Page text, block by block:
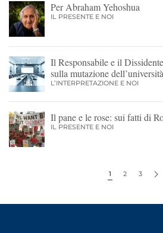
Per Abraham Yehoshua
IL PRESENTE E NOI
Il Responsabile e il
sulla mutazione dell’università
L’INTERPRETAZIONE E NOI
Il pane e le rose: sui fatti di
IL PRESENTE E NOI
1 2 3